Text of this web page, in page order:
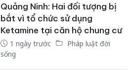
Quảng Ninh: Hai đối tượng bị
bắt vì tổ chức sử dụng
Ketamine tại căn hộ chung cư
1 ngày trước
Pháp luật đời
sống